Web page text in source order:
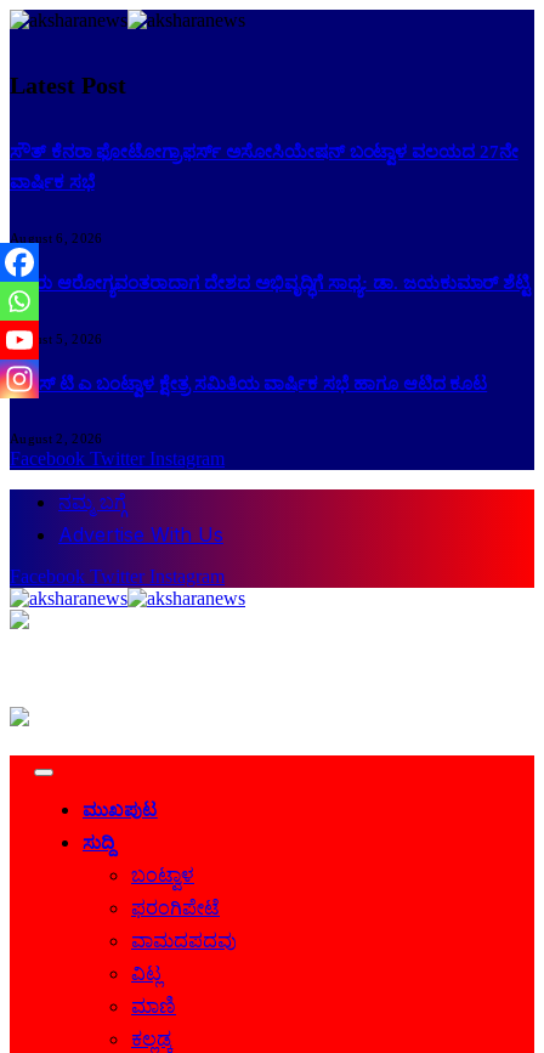
Latest Post
ಸೌತ್ ಕೆನರಾ ಫೋಟೋಗ್ರಾಫರ್ಸ್ ಅಸೋಸಿಯೇಷನ್ ಬಂಟ್ವಾಳ ವಲಯದ 27ನೇ
ವಾರ್ಷಿಕ ಸಭೆ
August 6, 2026
ಜನರು ಆರೋಗ್ಯವಂತರಾದಾಗ ದೇಶದ ಅಭಿವೃದ್ಧಿಗೆ ಸಾಧ್ಯ: ಡಾ. ಜಯಕುಮಾರ್ ಶೆಟ್ಟಿ
August 5, 2026
ಕೆ ಎಸ್ ಟಿ ಎ ಬಂಟ್ವಾಳ ಕ್ಷೇತ್ರ ಸಮಿತಿಯ ವಾರ್ಷಿಕ ಸಭೆ ಹಾಗೂ ಆಟಿದ ಕೂಟ
August 2, 2026
Facebook Twitter Instagram
ನಮ್ಮ ಬಗ್ಗೆ
Advertise With Us
Facebook Twitter Instagram
ಮುಖಪುಟ
ಸುದ್ದಿ
ಬಂಟ್ವಾಳ
ಫರಂಗಿಪೇಟೆ
ವಾಮದಪದವು
ವಿಟ್ಲ
ಮಾಣಿ
ಕಲ್ಲಡ್ಕ